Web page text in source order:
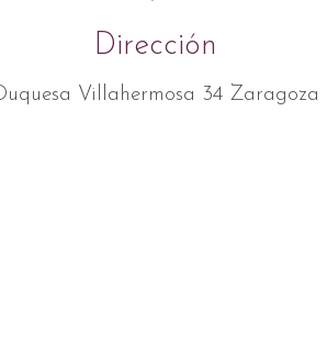
Dirección
Villahermosa 34 Zaragoza